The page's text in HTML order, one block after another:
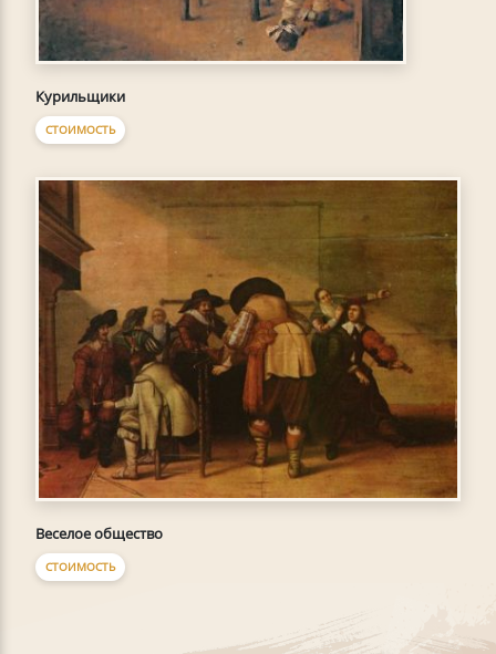
Курильщики
СТОИМОСТЬ
Веселое общество
СТОИМОСТЬ